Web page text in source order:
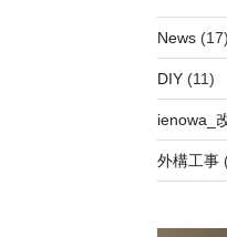
News(17)
DIY(11)
ienowa_
外構工事